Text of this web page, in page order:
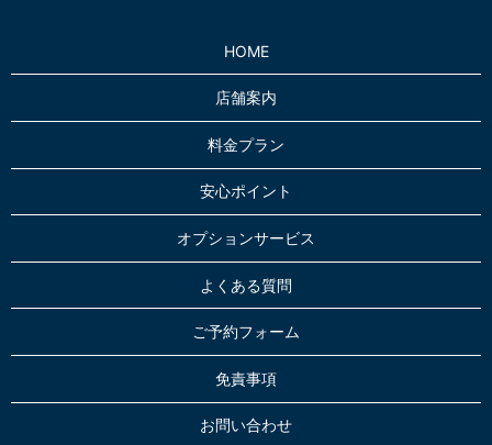
HOME
店舗案内
料金プラン
安心ポイント
オプションサービス
よくある質問
ご予約フォーム
免責事項
お問い合わせ